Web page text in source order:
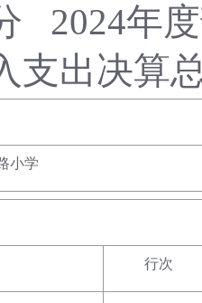
2024年
支出决算
小学
行次